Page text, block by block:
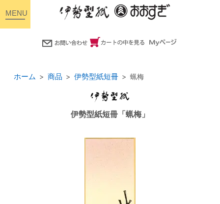
ホーム 商品 伊勢型紙短冊 蝋梅
伊勢型紙短冊「蝋梅」
toggle
navigation